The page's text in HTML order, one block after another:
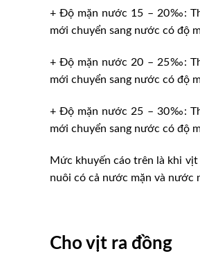
+ Ðộ mặn nước 15 – 20‰:
mới chuyển sang nước có độ
+ Ðộ mặn nước 20 – 25‰:
mới chuyển sang nước có độ
+ Ðộ mặn nước 25 – 30‰:
mới chuyển sang nước có độ
Mức khuyến cáo trên là khi
nuôi có cả nước mặn và nước
Cho vịt ra đồng